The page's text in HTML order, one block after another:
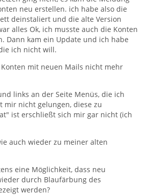
neu erstellen. ich habe also die
deinstaliert und die alte Version
alles Ok, ich musste auch die Konten
Dann kam ein Update und ich habe
ich nicht will.
mit neuen Mails nicht mehr
links an der Seite Menüs, die ich
mir nicht gelungen, diese zu
ist erschließt sich mir gar nicht (ich
auch wieder zu meiner alten
eine Möglichkeit, dass neu
durch Blaufärbung des
werden?